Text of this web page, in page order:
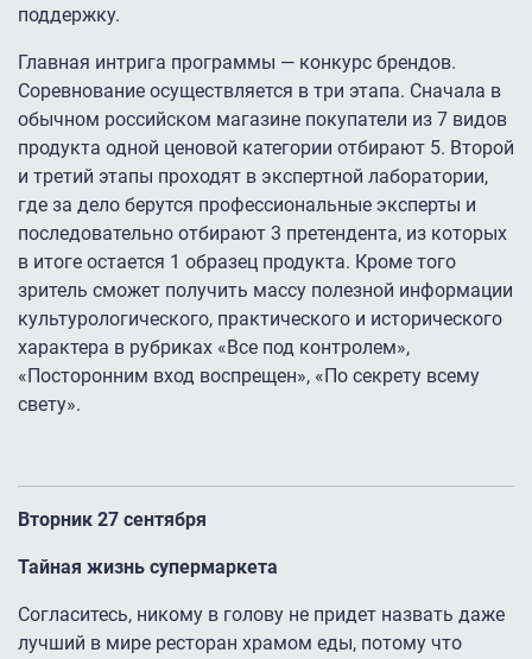
поддержку.
Главная интрига программы — конкурс брендов.
Соревнование осуществляется в три этапа. Сначала в
обычном российском магазине покупатели из 7 видов
продукта одной ценовой категории отбирают 5. Второй
и третий этапы проходят в экспертной лаборатории,
где за дело берутся профессиональные эксперты и
последовательно отбирают 3 претендента, из которых
в итоге остается 1 образец продукта. Кроме того
зритель сможет получить массу полезной информации
культурологического, практического и исторического
характера в рубриках «Все под контролем»,
«Посторонним вход воспрещен», «По секрету всему
свету».
Вторник 27 сентября
Тайная жизнь супермаркета
Согласитесь, никому в голову не придет назвать даже
лучший в мире ресторан храмом еды, потому что